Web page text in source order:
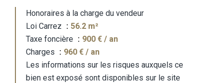
Honoraires à la charge du vendeur
Loi Carrez
56.2 m²
Taxe foncière
900 € / an
Charges
960 € / an
Les informations sur les risques auxquels ce
bien est exposé sont disponibles sur le site